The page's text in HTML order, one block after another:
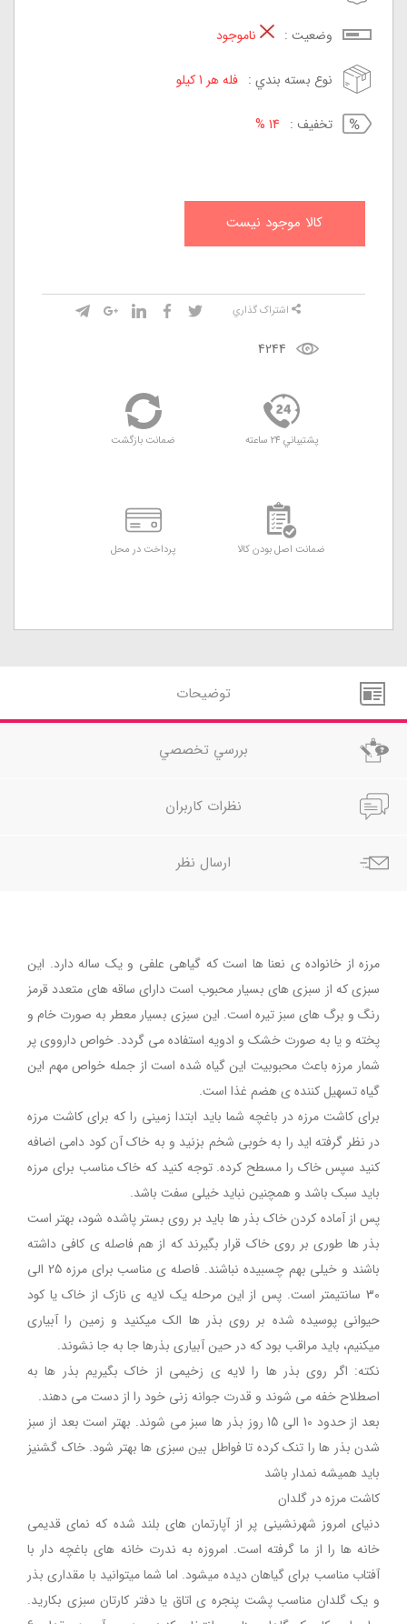
وضعيت : ناموجود
نوع بسته بندي : فله هر 1 کیلو
تخفيف : 14 %
کالا موجود نيست
4244
اشتراک گذاري
پشتيباني 24 ساعته ضمانت بازگشت
ضمانت اصل بودن کالا پرداخت در محل
توضيحات
بررسي تخصصي
نظرات کاربران
ارسال نظر
مرزه از خانواده ی نعنا ها است که گیاهی علفی و یک ساله دارد. این
سبزی که از سبزی های بسیار محبوب است دارای ساقه های متعدد قرمز
رنگ و برگ های سبز تیره است. این سبزی بسیار معطر به صورت خام و
پخته و یا به صورت خشک و ادویه استفاده می گردد. خواص دارووی پر
شمار مرزه باعث محبوبیت این گیاه شده است از جمله خواص مهم این
گیاه تسهیل کننده ی هضم غذا است.
برای کاشت مرزه در باغچه شما باید ابتدا زمینی را که برای کاشت مرزه
در نظر گرفته اید را به خوبی شخم بزنید و به خاک آن کود دامی اضافه
کنید سپس خاک را مسطح کرده. توجه کنید که خاک مناسب برای مرزه
باید سبک باشد و همچنین نباید خیلی سفت باشد.
پس از آماده کردن خاک بذر ها باید بر روی بستر پاشده شود، بهتر است
بذر ها طوری بر روی خاک قرار بگیرند که از هم فاصله ی کافی داشته
باشند و خیلی بهم چسبیده نباشند. فاصله ی مناسب برای مرزه 25 الی
30 سانتیمتر است. پس از این مرحله یک لایه ی نازک از خاک یا کود
حیوانی پوسیده شده بر روی بذر ها الک میکنید و زمین را آبیاری
میکنیم، باید مراقب بود که در حین آبیاری بذرها جا به جا نشوند.
نکته: اگر روی بذر ها را لایه ی زخیمی از خاک بگیریم بذر ها به
اصطلاح خفه می شوند و قدرت جوانه زنی خود را از دست می دهند.
بعد از حدود 10 الی 15 روز بذر ها سبز می شوند. بهتر است بعد از سبز
شدن بذر ها را تنک کرده تا فواطل بین سبزی ها بهتر شود. خاک گشنیز
باید همیشه نمدار باشد
کاشت مرزه در گلدان
دنیای امروز شهرنشینی پر از آپارتمان های بلند شده که نمای قدیمی
خانه ها را از ما گرفته است. امروزه به ندرت خانه های باغچه دار با
آفتاب مناسب برای گیاهان دیده میشود. اما شما میتوانید با مقداری بذر
و یک گلدان مناسب پشت پنجره ی اتاق یا دفتر کارتان سبزی بکارید.